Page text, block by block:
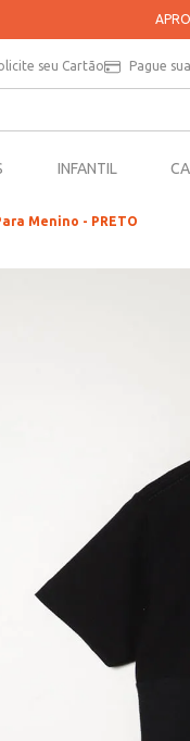
PARCELE SUAS
seu Cartão Pague
INFANTIL
Menino - PRETO